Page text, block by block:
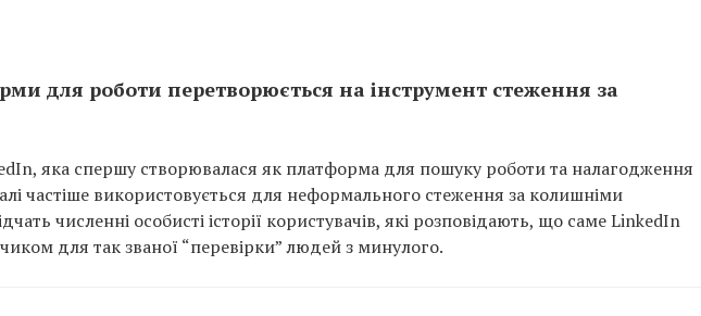
для роботи перетворюється на інструмент стеження за
яка спершу створювалася як платформа для пошуку роботи та налагодження
частіше використовується для неформального стеження за колишніми
численні особисті історії користувачів, які розповідають, що саме LinkedIn
для так званої “перевірки” людей з минулого.